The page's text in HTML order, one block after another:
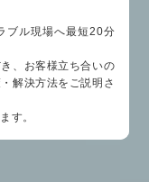
ブル現場へ最短20分
、お客様立ち合いの
解決方法をご説明さ
す。